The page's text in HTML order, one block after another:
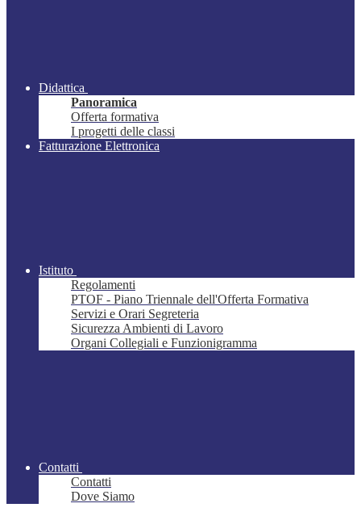
Didattica
Panoramica
Offerta formativa
I progetti delle classi
Fatturazione Elettronica
Istituto
Regolamenti
PTOF - Piano Triennale dell'Offerta Formativa
Servizi e Orari Segreteria
Sicurezza Ambienti di Lavoro
Organi Collegiali e Funzionigramma
Contatti
Contatti
Dove Siamo